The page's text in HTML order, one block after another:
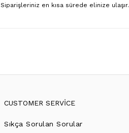
Siparişleriniz en kısa sürede elinize ulaşır.
CUSTOMER SERVİCE
Sıkça Sorulan Sorular